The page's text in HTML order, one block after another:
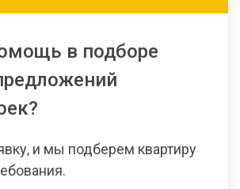
в подборе
и мы подберем квартиру